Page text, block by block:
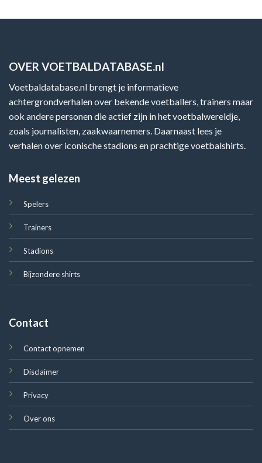
OVER VOETBALDATABASE.nl
Voetbaldatabase.nl brengt je informatieve
achtergrondverhalen over bekende voetballers, trainers maar
ook andere personen die actief zijn in het voetbalwereldje,
zoals journalisten, zaakwaarnemers. Daarnaast lees je
verhalen over iconische stadions en prachtige voetbalshirts.
Meest gelezen
Spelers
Trainers
Stadions
Bijzondere shirts
Contact
Contact opnemen
Disclaimer
Privacy
Over ons